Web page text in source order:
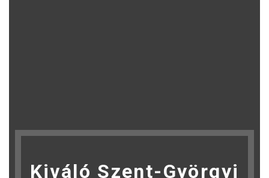
Kiváló Szent-Györgyi